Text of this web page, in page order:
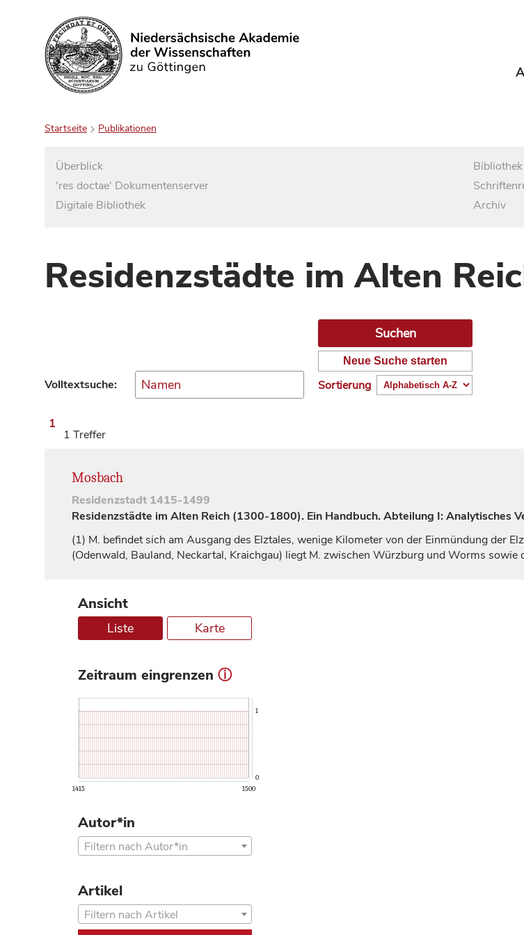
Suchen
Startseite Publikationen
Überblick
'res doctae' Dokumentenserver
Digitale Bibliothek
Bibliothek
Archiv
Residenzstädte im Alten
Volltextsuche:
Neue Suche starten
Sortierung
1
1 Treffer
Mosbach
Residenzstadt 1415-1499
Residenzstädte im Alten Reich (1300-1800). Ein Handbuch. Abteilung I: Analytisches
(1) M. befindet sich am Ausgang des Elztales, wenige Kilometer von der Einmündung der
(Odenwald, Bauland, Neckartal, Kraichgau) liegt M. zwischen Würzburg und Worms sowie
Ansicht
Liste Karte
Zeitraum eingrenzen ⓘ
1415 1500
0
1
Autor*in
Filtern nach Autor*in
Artikel
Filtern nach Artikel